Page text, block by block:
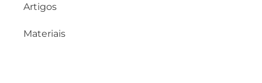
Artigos
Materiais